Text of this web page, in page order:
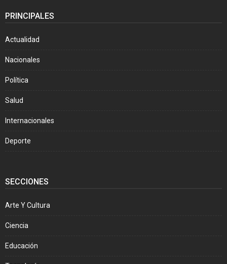
PRINCIPALES
Actualidad
Nacionales
Política
Salud
Internacionales
Deporte
SECCIONES
Arte Y Cultura
Ciencia
Educación